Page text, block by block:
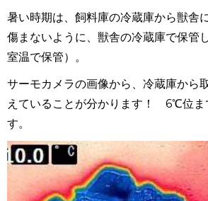
暑い時期は、飼料庫の冷蔵庫から獣舎
傷まないように、獣舎の冷蔵庫で保管
室温で保管）。
サーモカメラの画像から、 冷蔵庫から
えていることが分かります！ 6℃位ま
す。